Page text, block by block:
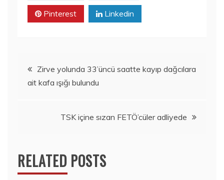
Pinterest Linkedin
Yazı
gezinmesi
Zirve yolunda 33’üncü saatte kayıp dağcılara
ait kafa ışığı bulundu
TSK içine sızan FETÖ’cüler adliyede
RELATED POSTS